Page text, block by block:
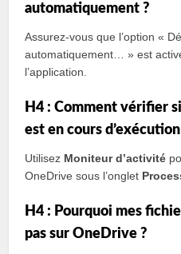
automatiquement ?
Assurez-vous que l’option «
automatiquement… » est
l’application.
H4 : Comment vérifier
est en cours d’exécution
Utilisez Moniteur d’activité
OneDrive sous l’onglet
H4 : Pourquoi mes
pas sur OneDrive ?